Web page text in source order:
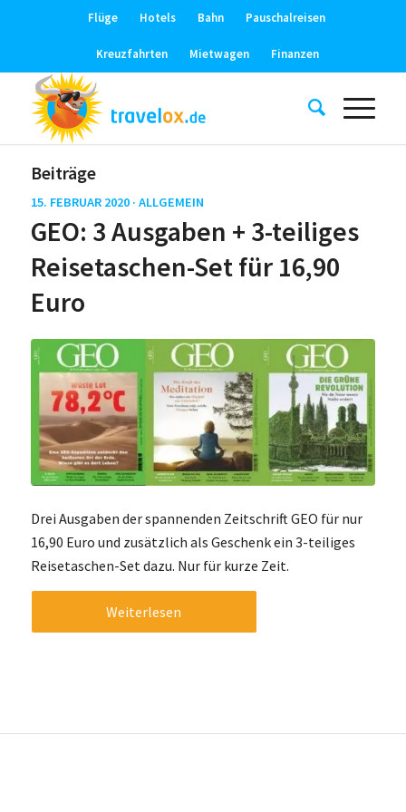
Flüge Hotels Bahn Pauschalreisen
Kreuzfahrten Mietwagen Finanzen
Beiträge
15. FEBRUAR 2020 · ALLGEMEIN
GEO: 3 Ausgaben + 3-teiliges
Reisetaschen-Set für 16,90
Euro
Drei Ausgaben der spannenden Zeitschrift GEO für nur
16,90 Euro und zusätzlich als Geschenk ein 3-teiliges
Reisetaschen-Set dazu. Nur für kurze Zeit.
Weiterlesen